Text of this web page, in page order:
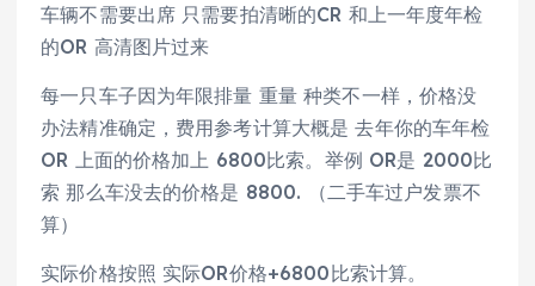
车辆不需要出席 只需要拍清晰的CR 和上一年度年检
的OR 高清图片过来
每一只车子因为年限排量 重量 种类不一样，价格没
办法精准确定，费用参考计算大概是 去年你的车年检
OR 上面的价格加上 6800比索。举例 OR是 2000比
索 那么车没去的价格是 8800. （二手车过户发票不
算）
实际价格按照 实际OR价格+6800比索计算。